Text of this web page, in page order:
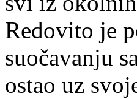
Redovito je
suočavanju
ostao uz